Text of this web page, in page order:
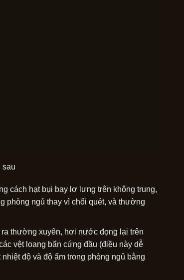
sau
cách hạt bụi bay lơ lưng trên không trung,
phòng ngủ thay vì chổi quét, và thường
thường xuyên, hơi nước đọng lại trên
vệt loang bẩn cứng đầu (điều này dễ
độ và độ ẩm trong phòng ngủ bằng